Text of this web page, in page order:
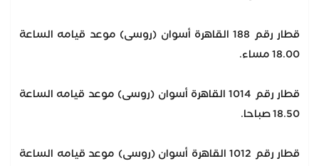
قطار رقم 188 القاهرة أسوان (روسى) موعد قيامه الساعة
18.00 مساء.
قطار رقم 1014 القاهرة أسوان (روسى) موعد قيامه الساعة
18.50 صباحا.
قطار رقم 1012 القاهرة أسوان (روسى) موعد قيامه الساعة